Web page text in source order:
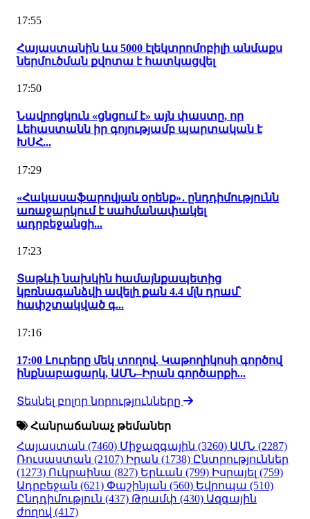
17:55
Հայաստանին ևս 5000 էլեկտրոմոբիլի անմաքս
ներմուծման քվոտա է հատկացվել
17:50
Նավրոցկուն «ցնցում է» այն փաստը, որ
Լեհաստանն իր գոյությամբ պարտական է
ԽՍՀ...
17:29
«Հակասաֆարովյան օրենք»․ ընդդիմությունն
առաջարկում է սահմանափակել
ադրբեջանցի...
17:23
Տաթևի նախկին համայնքապետից
կբռնագանձվի ավելի քան 4.4 մլն դրամ՝
հափշտակված գ...
17:16
17:00 Լուրերը մեկ տողով. Կաթողիկոսի գործով
ինքնաբացարկ, ԱՄՆ–Իրան գործարքի...
Տեսնել բոլոր նորությունները
Հանրաճանաչ թեմաներ
Հայաստան (7460) Միջազգային (3260) ԱՄՆ (2287)
Ռուսաստան (2107) Իրան (1738) Ընտրություններ
(1273) Ուկրաինա (827) Երևան (799) Իսրայել (759)
Ադրբեջան (621) Փաշինյան (560) Եվրոպա (510)
Ընդդիմություն (437) Թրամփ (430) Ազգային
ժողով (417)